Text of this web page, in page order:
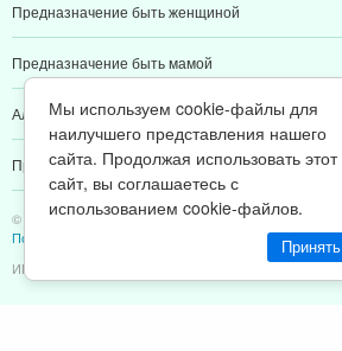
Предназначение быть женщиной
Предназначение быть мамой
Алексей Валяев
Предназначение быть папой
© 2011-2026 Предназначение быть Женщиной
Политика конфиденциальности
ИП Валяев А. В. | ИНН 380111808709
Мы используем cookie-файлы для
наилучшего представления нашего
сайта. Продолжая использовать этот
сайт, вы соглашаетесь с
использованием cookie-файлов.
Принять